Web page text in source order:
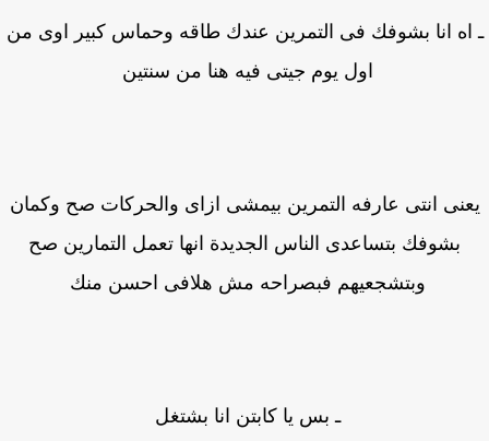
انا بشوفك فى التمرين عندك طاقه وحماس كبير اوى من
اول يوم جيتى فيه هنا من سنتين
انتى عارفه التمرين بيمشى ازاى والحركات صح وكمان
بشوفك بتساعدى الناس الجديدة انها تعمل التمارين صح
وبتشجعيهم فبصراحه مش هلافى احسن منك
ـ بس يا كابتن انا بشتغل